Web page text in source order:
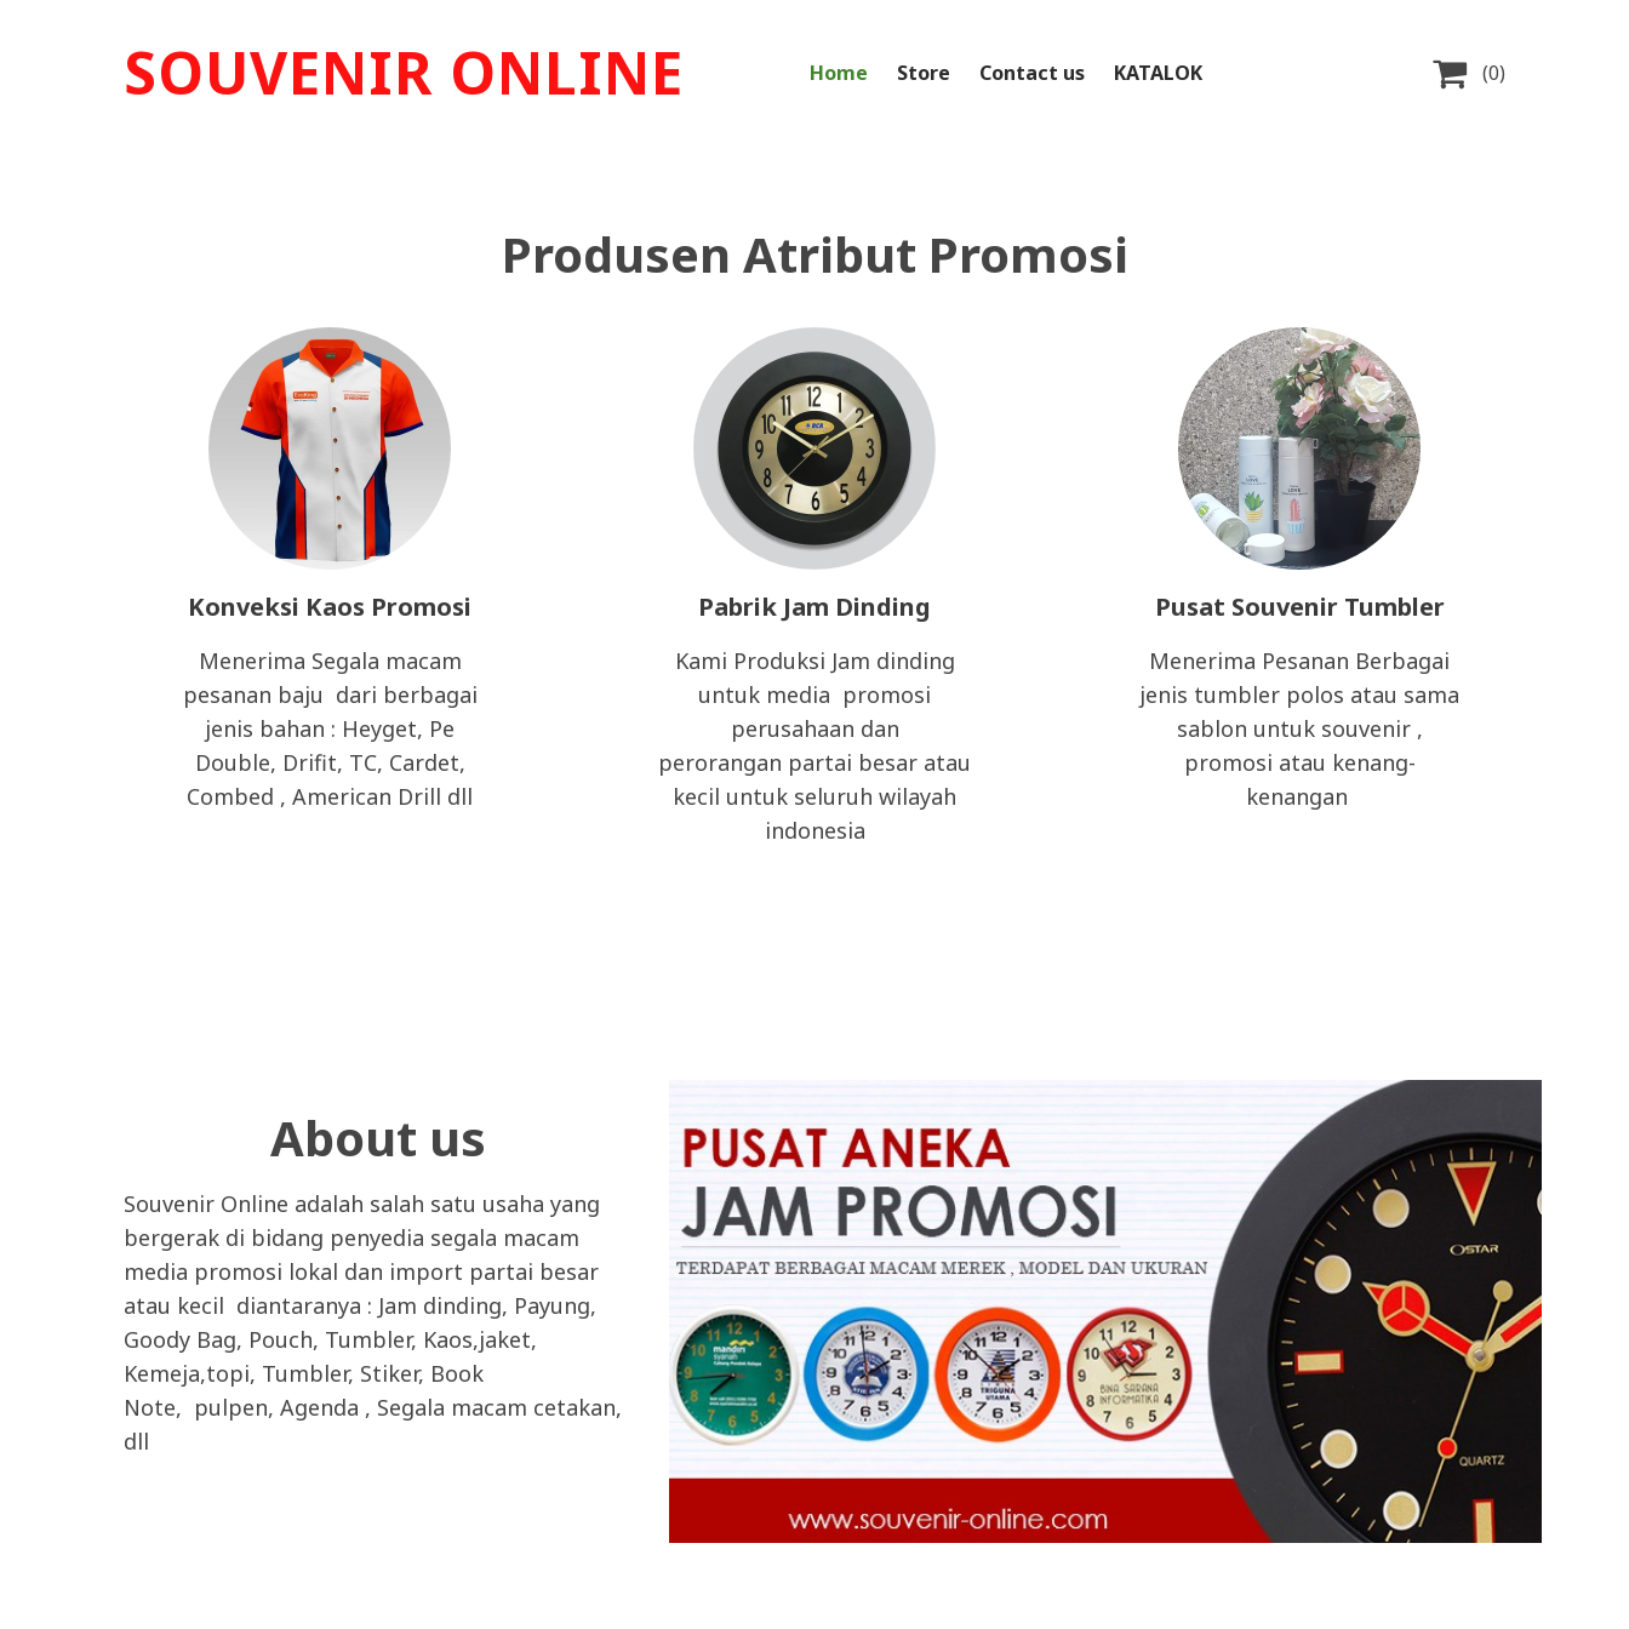
SOUVENIR ONLINE Home Store Contact us KATALOK  (0)
Produsen Atribut Promosi
Konveksi Kaos Promosi
Menerima Segala macam
pesanan baju dari berbagai
jenis bahan : Heyget, Pe
Double, Drifit, TC, Cardet,
Combed , American Drill dll
Pabrik Jam Dinding
Kami Produksi Jam dinding
untuk media promosi
perusahaan dan
perorangan partai besar atau
kecil untuk seluruh wilayah
indonesia
Pusat Souvenir Tumbler
Menerima Pesanan Berbagai
jenis tumbler polos atau sama
sablon untuk souvenir ,
promosi atau kenang-
kenangan
About us
Souvenir Online adalah salah satu usaha yang
bergerak di bidang penyedia segala macam
media promosi lokal dan import partai besar
atau kecil diantaranya : Jam dinding, Payung,
Goody Bag, Pouch, Tumbler, Kaos,jaket,
Kemeja,topi, Tumbler, Stiker, Book
Note, pulpen, Agenda , Segala macam cetakan,
dll